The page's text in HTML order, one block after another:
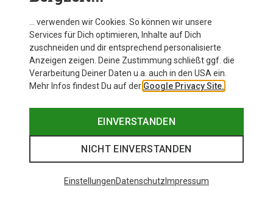
dem
verfügen über einen etwas größeren Brennerkopf, der
die Hitze besser verteilt, für kürzere Kochzeiten sorgt
und darüber hinaus unempfindlicher gegen Wind ist.
… verwenden wir Cookies. So können wir unsere
Services für Dich optimieren, Inhalte auf Dich
zuschneiden und dir entsprechend personalisierte
Anzeigen zeigen. Deine Zustimmung schließt ggf. die
Verarbeitung Deiner Daten u.a. auch in den USA ein.
Mehr Infos findest Du auf der Google Privacy Site.
EINVERSTANDEN
NICHT EINVERSTANDEN
EinstellungenDatenschutz Impressum